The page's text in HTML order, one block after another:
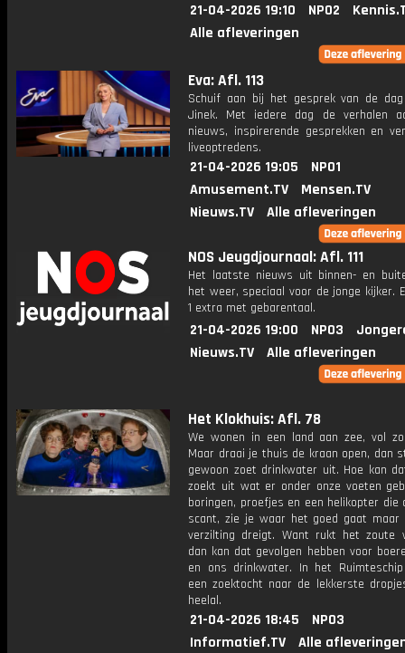
21-04-2026 19:10 NPO2
Alle afleveringen
Eva: Afl. 113
Schuif aan bij het gesprek van de
Jinek. Met iedere dag de verhalen
nieuws, inspirerende gesprekken en
liveoptredens.
21-04-2026 19:05
NPO1
Amusement.TV
Mensen.TV
Nieuws.TV
Alle afleveringen
NOS Jeugdjournaal: Afl. 111
Het laatste nieuws uit binnen- en
het weer, speciaal voor de jonge kijker.
1 extra met gebarentaal.
21-04-2026 19:00 NPO3
Nieuws.TV
Alle afleveringen
Het Klokhuis: Afl. 78
We wonen in een land aan zee, vol
Maar draai je thuis de kraan open, dan
gewoon zoet drinkwater uit. Hoe kan
zoekt uit wat er onder onze voeten
boringen, proefjes en een helikopter die
scant, zie je waar het goed gaat maar
verzilting dreigt. Want rukt het zoute
dan kan dat gevolgen hebben voor
en ons drinkwater. In het
een zoektocht naar de lekkerste
heelal.
21-04-2026 18:45
NPO3
Informatief.TV
Alle